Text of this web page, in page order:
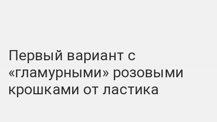
Первый вариант с
«гламурными» розовыми
крошками от ластика